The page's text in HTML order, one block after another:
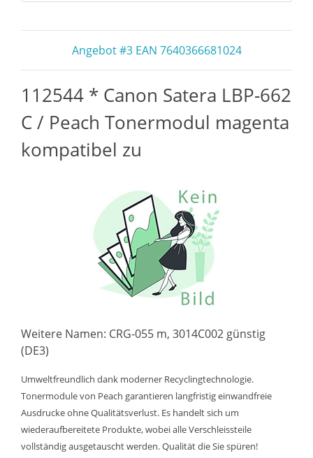
Angebot #3 EAN 7640366681024
112544 * Canon Satera LBP-662
C / Peach Tonermodul magenta
kompatibel zu
Weitere Namen: CRG-055 m, 3014C002 günstig
(DE3)
Umweltfreundlich dank moderner Recyclingtechnologie.
Tonermodule von Peach garantieren langfristig einwandfreie
Ausdrucke ohne Qualitätsverlust. Es handelt sich um
wiederaufbereitete Produkte, wobei alle Verschleissteile
vollständig ausgetauscht werden. Qualität die Sie spüren!